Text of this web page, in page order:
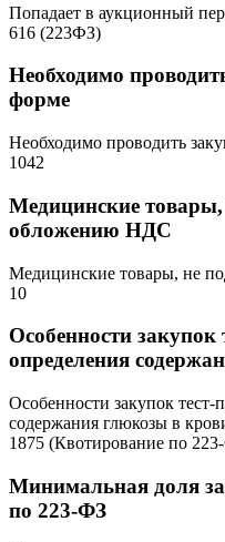
Попадает в аукционный
616 (223ФЗ)
Необходимо
форме
Необходимо проводить
1042
Медицинские
обложению НДС
Медицинские товары, не
10
Особенности закупок
определения
Особенности закупок тест-
содержания глюкозы в
1875 (Квотирование по
Минимальная доля
по 223-ФЗ